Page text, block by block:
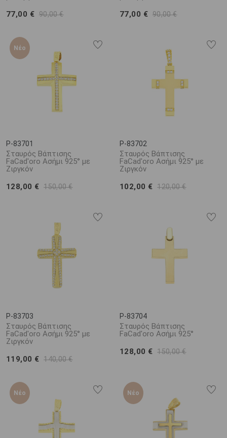
77,00 € 90,00 €
77,00 € 90,00 €
Νέο
P-83701
Σταυρός Βάπτισης
FaCad'oro Ασήμι 925° με
Ζιργκόν
128,00 € 150,00 €
P-83702
Σταυρός Βάπτισης
FaCad'oro Ασήμι 925° με
Ζιργκόν
102,00 € 120,00 €
P-83703
Σταυρός Βάπτισης
FaCad'oro Ασήμι 925° με
Ζιργκόν
119,00 € 140,00 €
P-83704
Σταυρός Βάπτισης
FaCad'oro Ασήμι 925°
128,00 € 150,00 €
Νέο Νέο